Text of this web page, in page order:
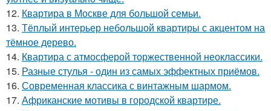
12. Квартира в Москве для большой семьи.
13. Тёплый интерьер небольшой квартиры с акцентом на
тёмное дерево.
14. Квартира с атмосферой торжественной неоклассики.
15. Разные стулья - один из самых эффектных приёмов.
16. Современная классика с винтажным шармом.
17. Африканские мотивы в городской квартире.